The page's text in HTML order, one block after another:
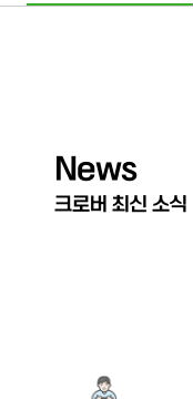
News
크로버 최신 소식